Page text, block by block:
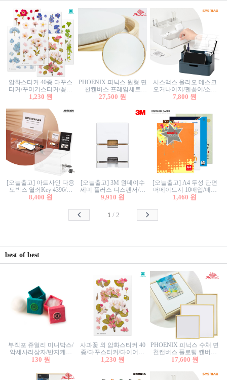
압화스티커 40종 다꾸스
티커/꾸미기스티커/꽃스
티커/압화꽃책갈피/팬시
1,230 원
PHOENIX 피닉스 원형 면
천캔버스 프레임세트
30cm/원형캔버스/플로팅
27,500 원
시스맥스 올리오 데스크
오거나이저/펜꽂이/소품
꽂이/소품함/정리함/수납
7,800 원
[오늘출고] 아트사인 다용
도박스 열쇠Key 4396/투
표함/건의함/모금함/응모
8,400 원
[오늘출고] 3M 원데이수
세미 플러스 디스펜서/소
프트수세미5매+강력수세
9,910 원
[오늘출고] A4 두성 단면
머메이드지 10매입/매직
터치/색지/색상지/색복사
칼라색지/고급복사지
1,460 원
1 / 2
best of best
부직포 쥬얼리 미니박스/
악세사리상자/반지케이
스/반지상자/귀걸이상자/
130 원
사과꽃 외 압화스티커 40
종/다꾸스티커/다이어리
꾸미기/꽃스티커/자연물
1,230 원
PHOENIX 피닉스 수채 면
천캔버스 플로팅 캔버스
프레임세트 30x30cm/액자
17,600 원